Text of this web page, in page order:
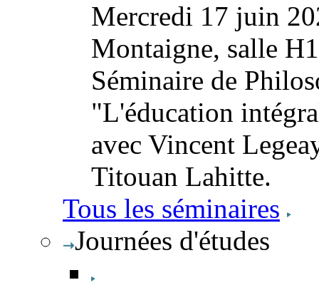
Mercredi 17 juin
Montaigne, salle
Séminaire de
"L'éducation
avec Vincent
Titouan Lahitte.
Tous les séminaires
Journées d'études